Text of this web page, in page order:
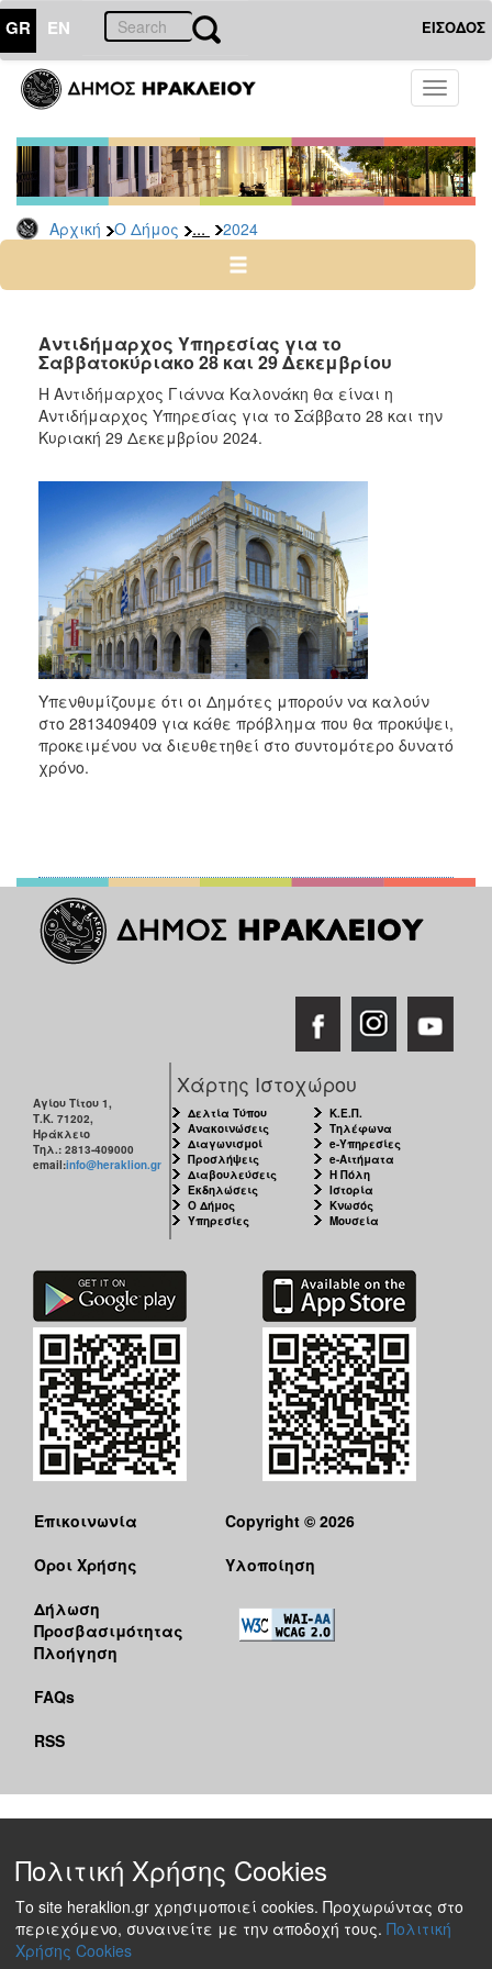
GR EN ΕΙΣΟΔΟΣ
Toggle
Αρχική Ο Δήμος ... 2024
ΔΗΜΟΣ
Δελτία
Τύπου
Αρχείο
2026
2024
2022
2021
2020
2017
2016
2015
2013
2012
2011
2010
2006
ΤΟΠΟΣ
ΠΟΛΙΤΙΣΜΟΣ
Αντιδήμαρχος Υπηρεσίας για το
Σαββατοκύριακο 28 και 29 Δεκεμβρίου
Η Αντιδήμαρχος Γιάννα Καλονάκη θα είναι η
Αντιδήμαρχος Υπηρεσίας για το Σάββατο 28 και την
Κυριακή 29 Δεκεμβρίου 2024.
Υπενθυμίζουμε ότι οι Δημότες μπορούν να καλούν
στο 2813409409 για κάθε πρόβλημα που θα προκύψει,
προκειμένου να διευθετηθεί στο συντομότερο δυνατό
χρόνο.
Αγίου Τίτου 1,
Τ.Κ. 71202,
Ηράκλειο
Τηλ.: 2813-409000
email:info@heraklion.gr
Χάρτης Ιστοχώρου
Δελτία Τύπου
Ανακοινώσεις
Διαγωνισμοί
Προσλήψεις
Διαβουλεύσεις
Εκδηλώσεις
Ο Δήμος
Υπηρεσίες
Κ.Ε.Π.
Τηλέφωνα
e-Υπηρεσίες
e-Αιτήματα
Η Πόλη
Ιστορία
Κνωσός
Μουσεία
Επικοινωνία
Όροι Χρήσης
Δήλωση
Προσβασιμότητας
Πλοήγηση
FAQs
RSS
Copyright © 2026
Υλοποίηση
Πολιτική Χρήσης Cookies
Το site heraklion.gr χρησιμοποιεί cookies. Προχωρώντας στο
περιεχόμενο, συναινείτε με την αποδοχή τους. Πολιτική
Χρήσης Cookies